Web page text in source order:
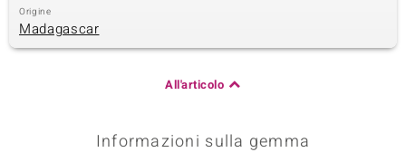
Origine
Madagascar
All'articolo
Informazioni sulla gemma